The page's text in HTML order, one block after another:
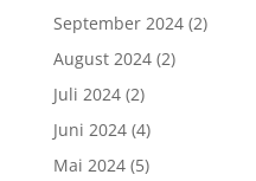
September 2024(2)
August 2024(2)
Juli 2024(2)
Juni 2024(4)
Mai 2024(5)